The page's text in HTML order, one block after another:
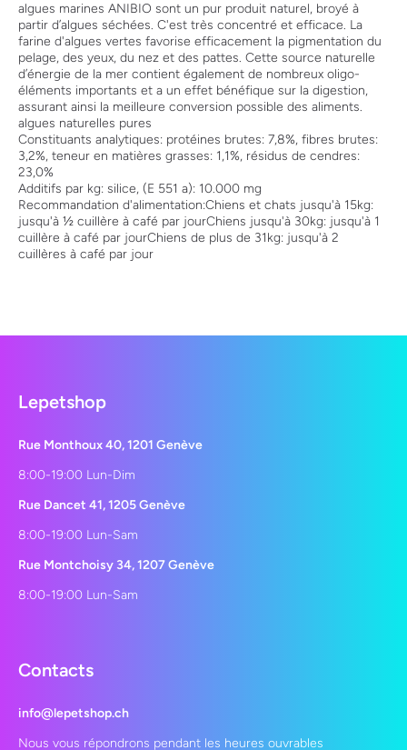
algues marines ANIBIO sont un pur produit naturel, broyé à
partir d’algues séchées. C'est très concentré et efficace. La
farine d'algues vertes favorise efficacement la pigmentation du
pelage, des yeux, du nez et des pattes. Cette source naturelle
d’énergie de la mer contient également de nombreux oligo-
éléments importants et a un effet bénéfique sur la digestion,
assurant ainsi la meilleure conversion possible des aliments.
algues naturelles pures
Constituants analytiques: protéines brutes: 7,8%, fibres brutes:
3,2%, teneur en matières grasses: 1,1%, résidus de cendres:
23,0%
Additifs par kg: silice, (E 551 a): 10.000 mg
Recommandation d'alimentation:Chiens et chats jusqu'à 15kg:
jusqu'à ½ cuillère à café par jourChiens jusqu'à 30kg: jusqu'à 1
cuillère à café par jourChiens de plus de 31kg: jusqu'à 2
cuillères à café par jour
Lepetshop
Rue Monthoux 40, 1201 Genève
8:00-19:00 Lun-Dim
Rue Dancet 41, 1205 Genève
8:00-19:00 Lun-Sam
Rue Montchoisy 34, 1207 Genève
8:00-19:00 Lun-Sam
Contacts
info@lepetshop.ch
Nous vous répondrons pendant les heures ouvrables